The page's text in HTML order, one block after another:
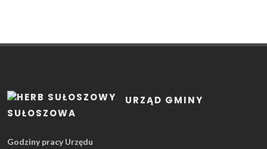
URZĄD GMINY
SUŁOSZOWA
Godziny pracy Urzędu